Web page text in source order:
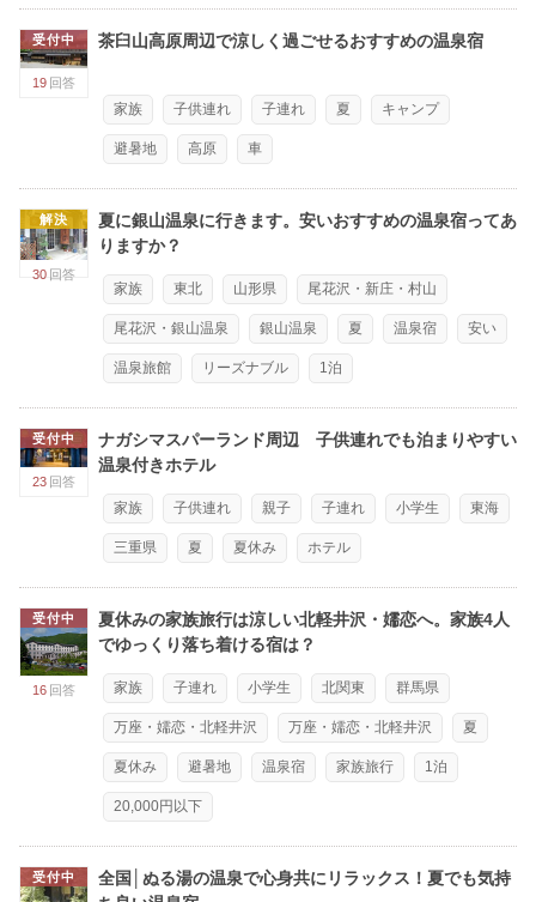
受付中
19 回答
茶臼山高原周辺で涼しく過ごせるおすすめの温泉宿
家族 子供連れ 子連れ 夏 キャンプ
避暑地 高原 車
解決
30 回答
夏に銀山温泉に行きます。安いおすすめの温泉宿ってあ
りますか？
家族 東北 山形県 尾花沢・新庄・村山
尾花沢・銀山温泉 銀山温泉 夏 温泉宿 安い
温泉旅館 リーズナブル 1泊
受付中
23 回答
ナガシマスパーランド周辺 子供連れでも泊まりやすい
温泉付きホテル
家族 子供連れ 親子 子連れ 小学生 東海
三重県 夏 夏休み ホテル
受付中
16 回答
夏休みの家族旅行は涼しい北軽井沢・嬬恋へ。家族4人
でゆっくり落ち着ける宿は？
家族 子連れ 小学生 北関東 群馬県
万座・嬬恋・北軽井沢 万座・嬬恋・北軽井沢 夏
夏休み 避暑地 温泉宿 家族旅行 1泊
20,000円以下
受付中
全国│ぬる湯の温泉で心身共にリラックス！夏でも気持